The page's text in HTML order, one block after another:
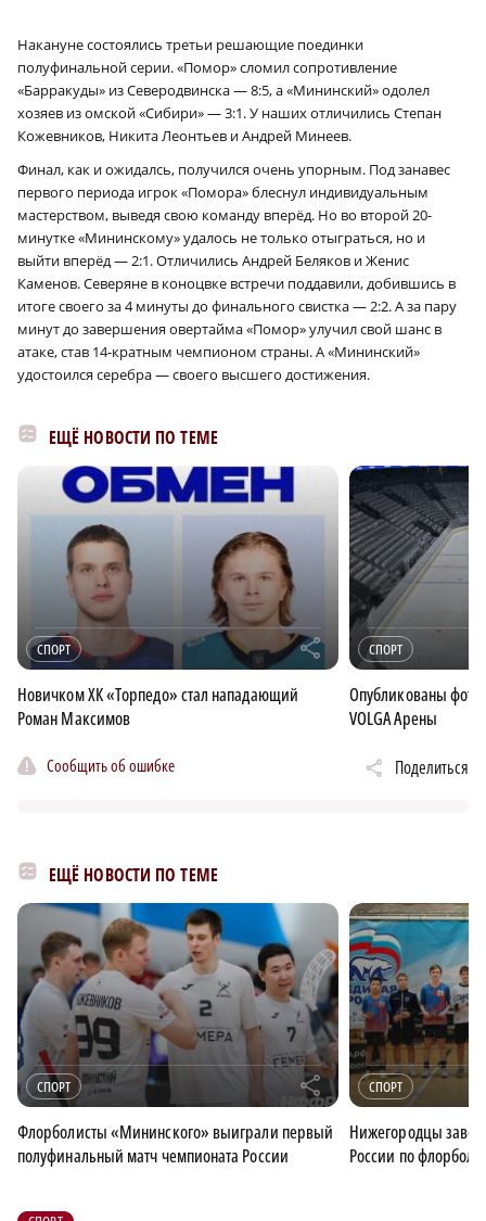
Накануне состоялись третьи решающие поединки
полуфинальной серии. «Помор» сломил сопротивление
«Барракуды» из Северодвинска — 8:5, а «Мининский» одолел
хозяев из омской «Сибири» — 3:1. У наших отличились Степан
Кожевников, Никита Леонтьев и Андрей Минеев.
Финал, как и ожидалсь, получился очень упорным. Под занавес
первого периода игрок «Помора» блеснул индивидуальным
мастерством, выведя свою команду вперёд. Но во второй 20-
минутке «Мининскому» удалось не только отыграться, но и
выйти вперёд — 2:1. Отличились Андрей Беляков и Женис
Каменов. Северяне в коноцвке встречи поддавили, добившись в
итоге своего за 4 минуты до финального свистка — 2:2. А за пару
минут до завершения овертайма «Помор» улучил свой шанс в
атаке, став 14-кратным чемпионом страны. А «Мининский»
удостоился серебра — своего высшего достижения.
ЕЩЁ НОВОСТИ ПО ТЕМЕ
СПОРТ r
Новичком ХК «Торпедо» стал нападающий
Роман Максимов
СПОРТ
Опубликованы
VOLGA Арены
Сообщить об ошибке Поделиться
ЕЩЁ НОВОСТИ ПО ТЕМЕ
СПОРТ r
Флорболисты «Мининского» выиграли первый
полуфинальный матч чемпионата России
СПОРТ
Нижегородцы
России по флорболу